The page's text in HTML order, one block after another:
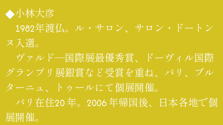
◆小林大彦
1982年渡仏。ル・サロン、サロン・ドートン
ヌ入選。
ヴァルド―国際展最優秀賞、ドーヴィル国際
グランプリ展銀賞など受賞を重ね、パリ、ブル
ターニュ、トゥールにて個展開催。
パリ在住20 年。2006 年帰国後、日本各地で個
展開催。